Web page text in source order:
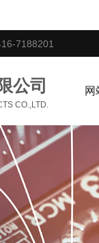
7188201
网
公司
CO.,LTD.